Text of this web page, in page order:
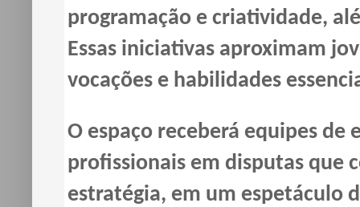
programação e criatividade,
Essas iniciativas aproximam
vocações e habilidades
O espaço receberá equipes
profissionais em disputas que
estratégia, em um espetáculo